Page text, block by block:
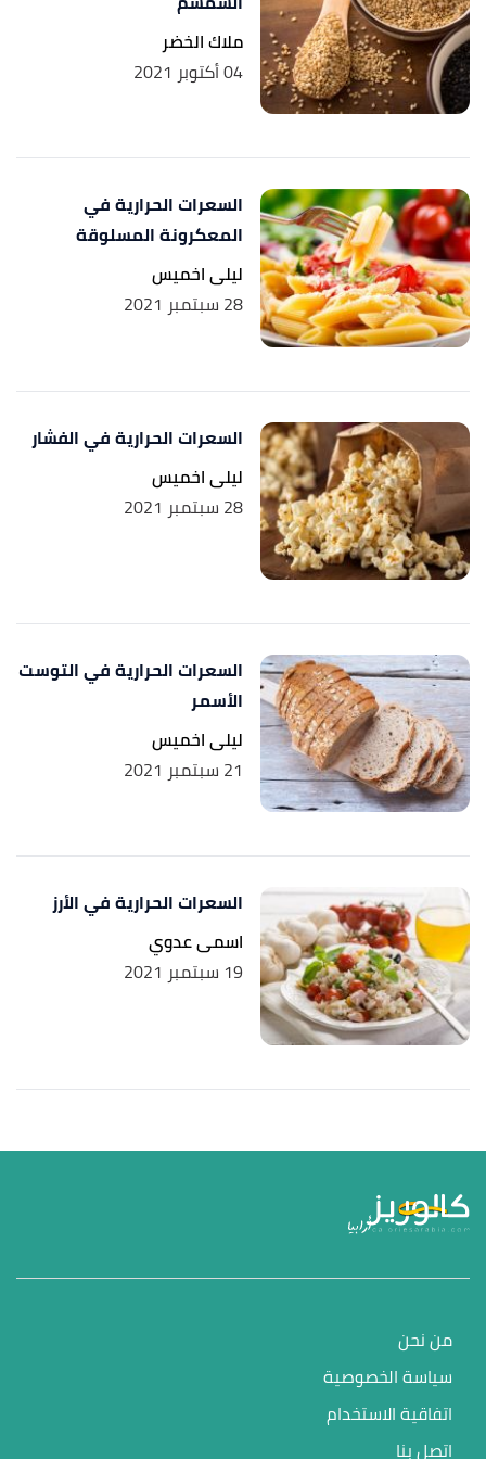
↑
Rachael Link (23/10/2018),"Is Bread Bad for You?
Nutrition Facts and More",healthline, Retrieved
9/8/2021. Edited.
Retrieved 9/8/2021. Edited.
ملاك الخضر
04 أكتوبر 2021
السعرات الحرارية في
المعكرونة المسلوقة
ليلى اخميس
28 سبتمبر 2021
السعرات الحرارية في الفشار
ليلى اخميس
28 سبتمبر 2021
السعرات الحرارية في التوست
الأسمر
ليلى اخميس
21 سبتمبر 2021
السعرات الحرارية في الأرز
اسمى عدوي
19 سبتمبر 2021
من نحن
سياسة الخصوصية
اتفاقية الاستخدام
اتصل بنا